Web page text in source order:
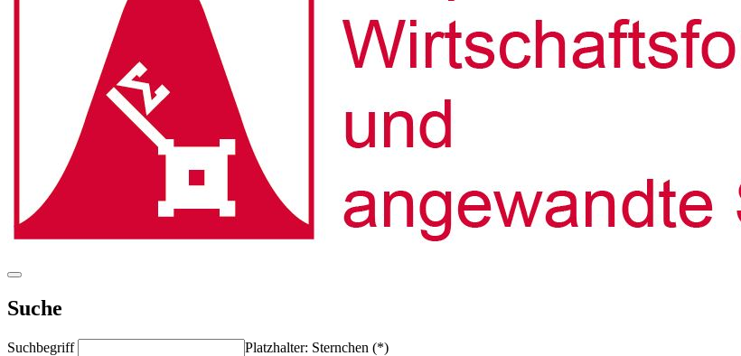
Suche
Suchbegriff
Platzhalter: Sternchen (*)